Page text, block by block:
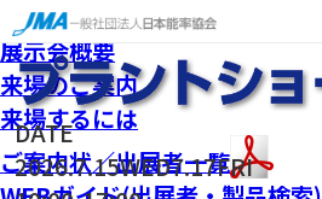
DATE
2026.7.15WED7.17FRI
English
展示会概要
来場のご案内
来場するには
ご案内状／出展者一覧